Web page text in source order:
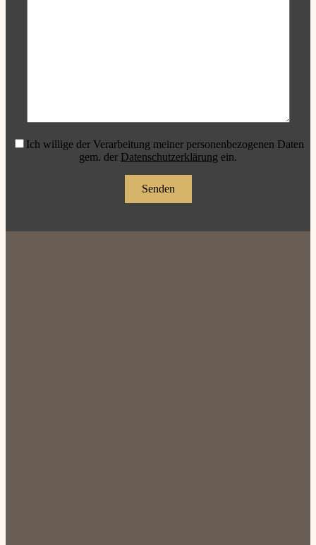
Ich willige der Verarbeitung meiner personenbezogenen Daten
gem. der Datenschutzerklärung ein.